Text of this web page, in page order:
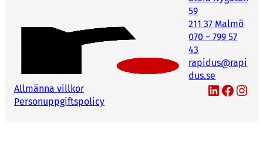
59
211 37 Malmö
070 – 799 57
43
rapidus@rapi
dus.se
Allmänna villkor
Personuppgiftspolicy
LinkedIn Facebook Instagram